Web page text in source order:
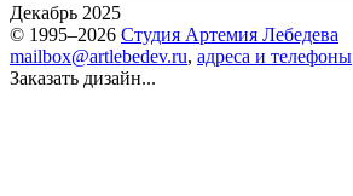
Декабрь 2025
© 1995–2026 Студия Артемия Лебедева
mailbox@artlebedev.ru, адреса и телефоны
Заказать дизайн...